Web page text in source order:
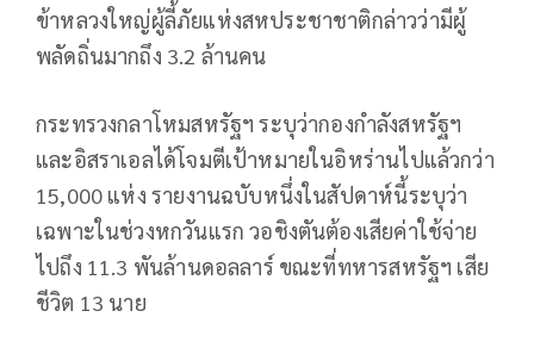
ข้าหลวงใหญ่ผู้ลี้ภัยแห่งสหประชาชาติกล่าวว่ามีผู้
พลัดถิ่นมากถึง 3.2 ล้านคน
กระทรวงกลาโหมสหรัฐฯ ระบุว่ากองกำลังสหรัฐฯ
และอิสราเอลได้โจมตีเป้าหมายในอิหร่านไปแล้วกว่า
15,000 แห่ง รายงานฉบับหนึ่งในสัปดาห์นี้ระบุว่า
เฉพาะในช่วงหกวันแรก วอชิงตันต้องเสียค่าใช้จ่าย
ไปถึง 11.3 พันล้านดอลลาร์ ขณะที่ทหารสหรัฐฯ เสีย
ชีวิต 13 นาย